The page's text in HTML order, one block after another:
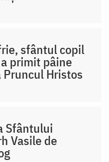
sfântul copil
primit pâine
Pruncul Hristos
Sfântului
Vasile de